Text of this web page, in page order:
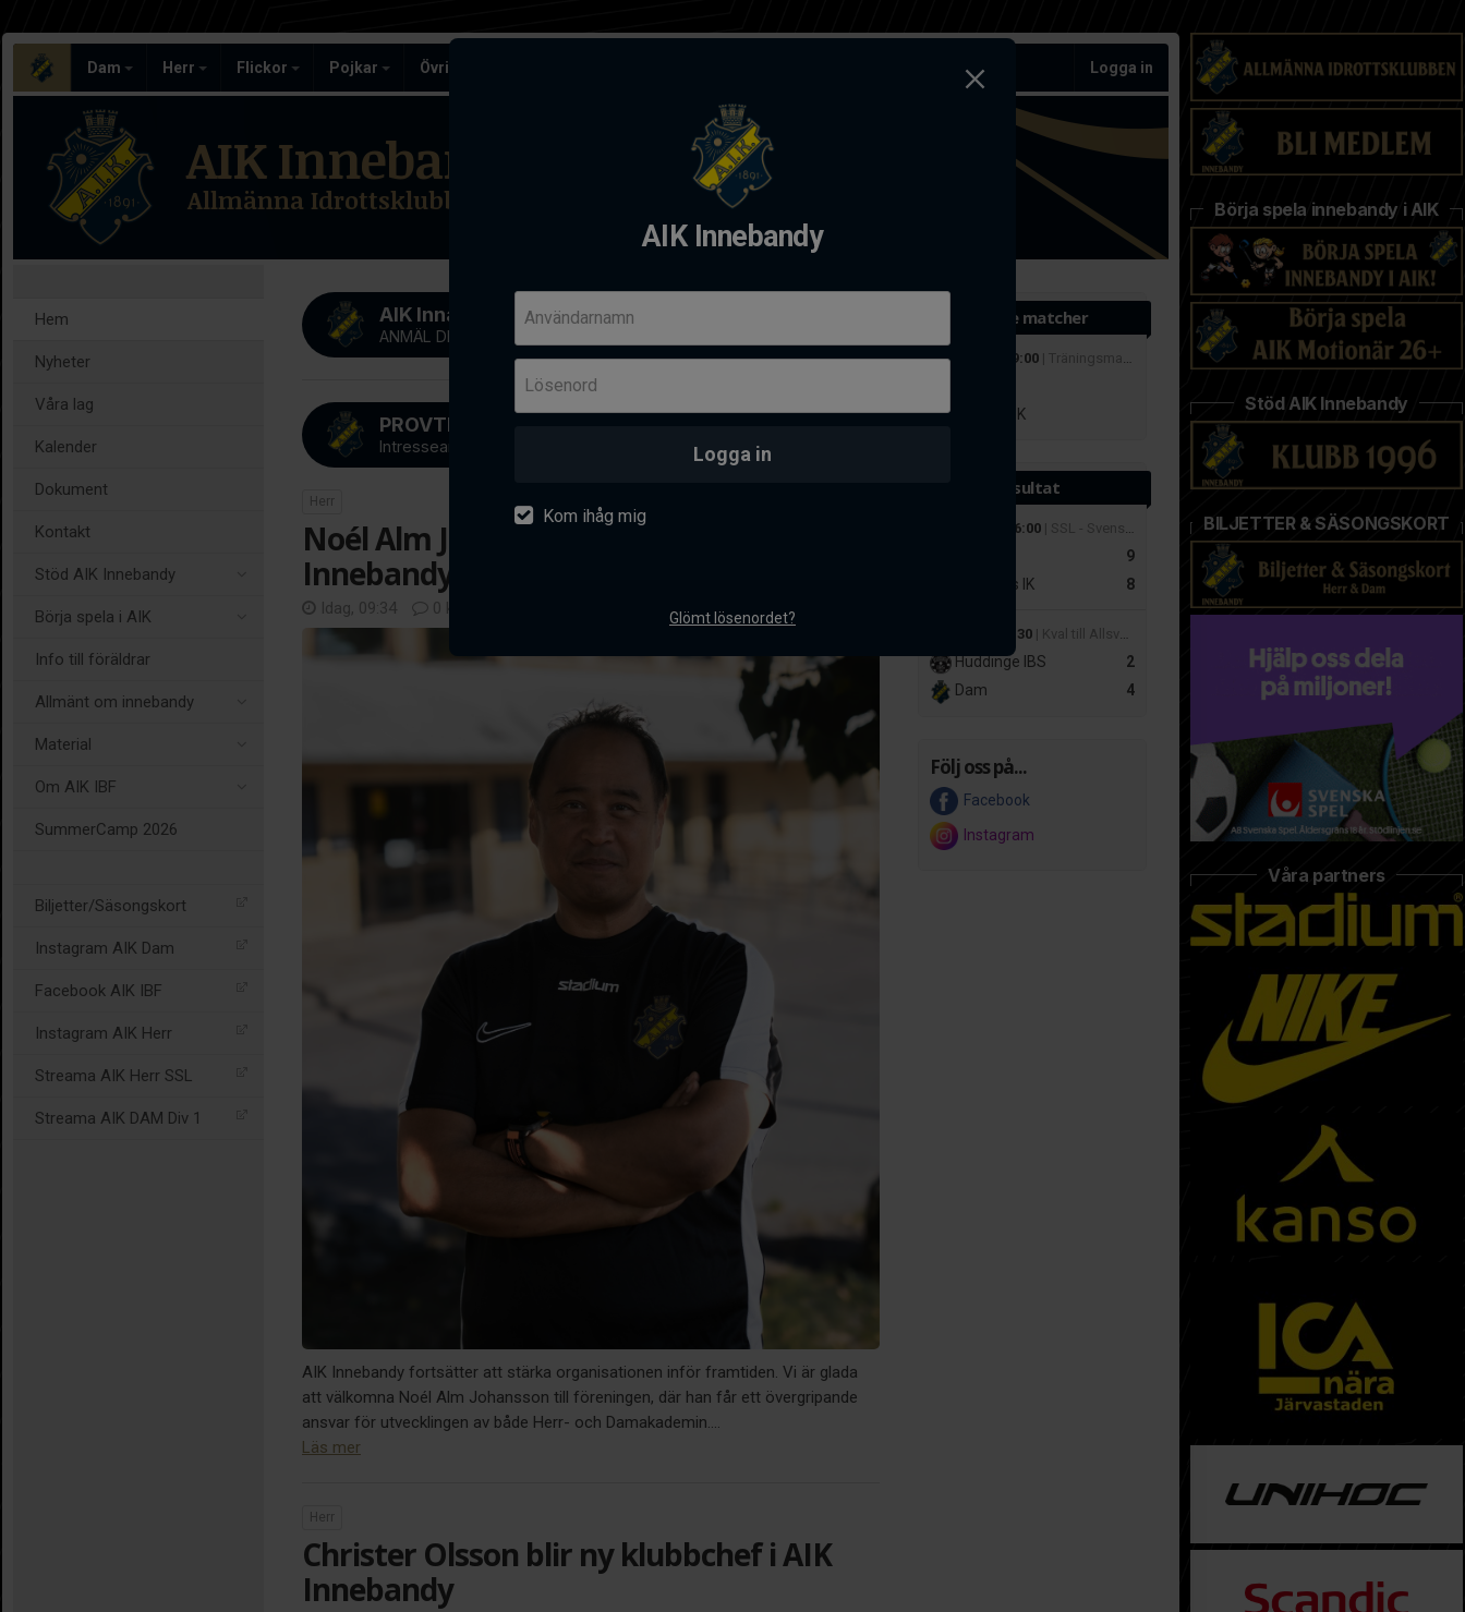
Dam Herr Flickor Pojkar Övriga lag Logga in
AIK Innebandy
Användarnamn
Lösenord
Logga in
Kom ihåg mig
Glömt lösenordet?
AIK Innebandy
Allmänna Idrottsklubben
Hem
Nyheter
Våra lag
Kalender
Dokument
Kontakt
Stöd AIK Innebandy
Börja spela i AIK
Info till föräldrar
Allmänt om innebandy
Material
Om AIK IBF
SummerCamp 2026
Biljetter/Säsongskort
Instagram AIK Dam
Facebook AIK IBF
Instagram AIK Herr
Streama AIK Herr SSL
Streama AIK DAM Div 1
Kommande matcher
Fre 14 aug 19:00 | Träningsmatcher
Skälby IBK
Senaste resultat
Lör 14 mar 16:00 | SSL - Svenska Superligan Herrar
9
8
Hovslätts IK
Ons 8 apr 19:30 | Kval till Allsvenskan Dam – Playoff 2
2
Huddinge IBS
4
Dam
Följ oss på...
Facebook
Instagram
AIK Innabandy Summer camp 2026
ANMÄL DIG NU
Intresseanmälan
Herr
Noél Alm Johansson ansluter till AIK
Innebandys akademiverksamhet
Idag, 09:34 0 kommentarer
AIK Innebandy fortsätter att stärka organisationen inför framtiden. Vi är glada
att välkomna Noél Alm Johansson till föreningen, där han får ett övergripande
ansvar för utvecklingen av både Herr- och Damakademin....
Läs mer
Herr
Christer Olsson blir ny klubbchef i AIK
Innebandy
Börja spela innebandy i AIK
Stöd AIK Innebandy
BILJETTER & SÄSONGSKORT
Våra partners